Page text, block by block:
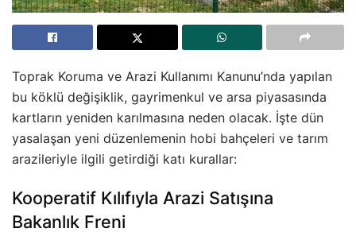
Toprak Koruma ve Arazi Kullanımı Kanunu’nda yapılan
bu köklü değişiklik, gayrimenkul ve arsa piyasasında
kartların yeniden karılmasına neden olacak. İşte dün
yasalaşan yeni düzenlemenin hobi bahçeleri ve tarım
arazileriyle ilgili getirdiği katı kurallar:
Kooperatif Kılıfıyla Arazi Satışına
Bakanlık Freni